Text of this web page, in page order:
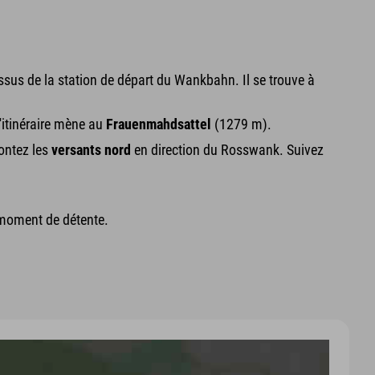
de la station de départ du Wankbahn. Il se trouve à
mène au Frauenmahdsattel (1279 m).
lesversants nord en direction du Rosswank. Suivez
de détente.